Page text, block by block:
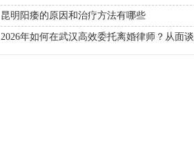
昆明阳痿的原因和治疗方法有哪些
2026年如何在武汉高效委托离婚律师？从面谈